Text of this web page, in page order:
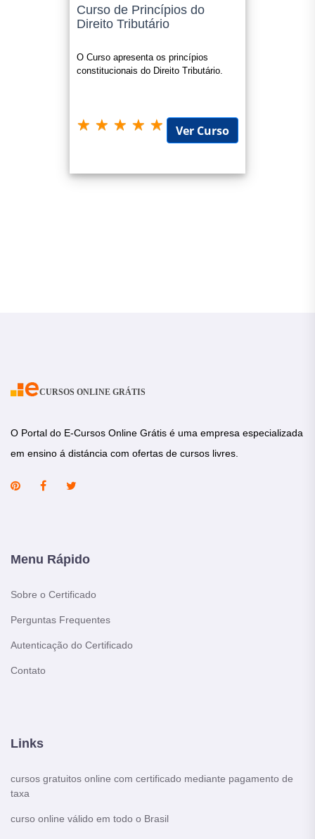
Curso de Princípios do
Direito Tributário
O Curso apresenta os princípios
constitucionais do Direito Tributário.
Ver Curso
CURSOS ONLINE GRÁTIS
O Portal do E-Cursos Online Grátis é uma empresa especializada
em ensino á distáncia com ofertas de cursos livres.
Menu Rápido
Sobre o Certificado
Perguntas Frequentes
Autenticação do Certificado
Contato
Links
cursos gratuitos online com certificado mediante pagamento de
taxa
curso online válido em todo o Brasil